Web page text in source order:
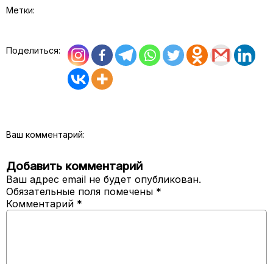
Метки:
Поделиться:
Ваш комментарий:
Добавить комментарий
Ваш адрес email не будет опубликован.
Обязательные поля помечены *
Комментарий *